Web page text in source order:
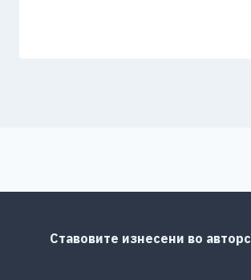
Ставовите изнесени во